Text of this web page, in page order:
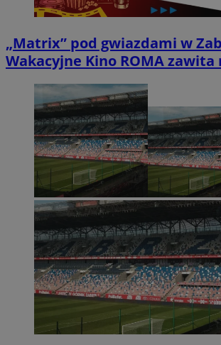
„Matrix” pod gwiazdami w
Wakacyjne Kino ROMA zawita